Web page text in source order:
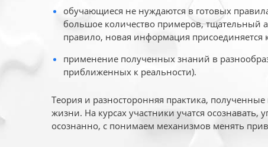
обучающиеся не нуждаются в готовых
большое количество примеров, тщательный
правило, новая информация
применение полученных знаний в
приближенных к реальности).
Теория и разносторонняя практика,
жизни. На курсах участники учатся осознавать,
осознанно, с понимаем механизмов менять